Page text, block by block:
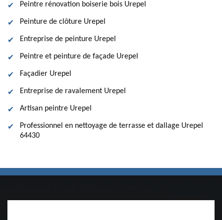
Peintre rénovation boiserie bois Urepel
Peinture de clôture Urepel
Entreprise de peinture Urepel
Peintre et peinture de façade Urepel
Façadier Urepel
Entreprise de ravalement Urepel
Artisan peintre Urepel
Professionnel en nettoyage de terrasse et dallage Urepel
64430